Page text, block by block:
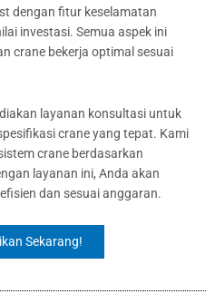
dengan fitur keselamatan
investasi. Semua aspek ini
crane bekerja optimal sesuai
layanan konsultasi untuk
crane yang tepat. Kami
crane berdasarkan
layanan ini, Anda akan
dan sesuai anggaran.
Sekarang!